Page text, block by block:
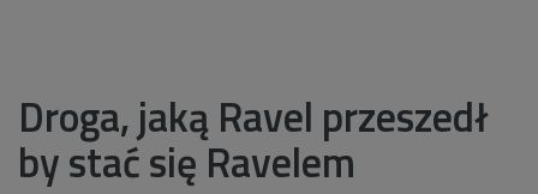
Droga, jaką Ravel przeszedł
by stać się Ravelem